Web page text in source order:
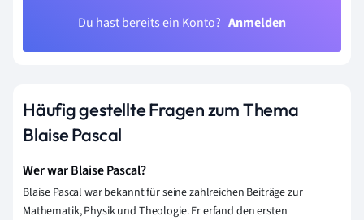
Du hast bereits ein Konto? Anmelden
Häufig gestellte Fragen zum Thema
Blaise Pascal
Wer war Blaise Pascal?
Blaise Pascal war bekannt für seine zahlreichen Beiträge zur
Mathematik, Physik und Theologie. Er erfand den ersten